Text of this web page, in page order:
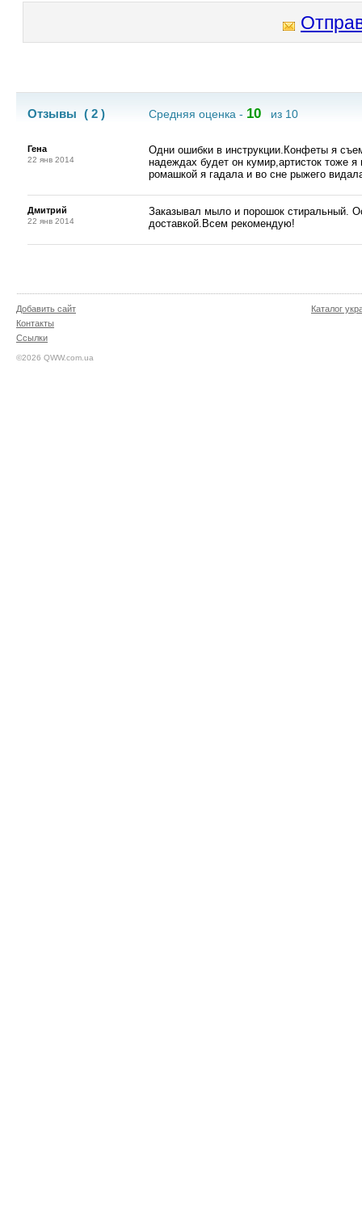
Отзывы ( 2 ) Средняя оценка - 10 из 10
Гена
22 янв 2014
Одни ошибки в инструкции.Конфеты я
надеждах будет он кумир,артисток тоже
ромашкой я гадала и во сне рыжего
Дмитрий
22 янв 2014
Заказывал мыло и порошок стиральный.
доставкой.Всем рекомендую!
Добавить сайт
Контакты
Ссылки
©2026 QWW.com.ua
Каталог